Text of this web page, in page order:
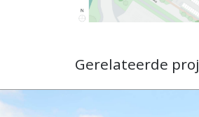
Gerelateerde